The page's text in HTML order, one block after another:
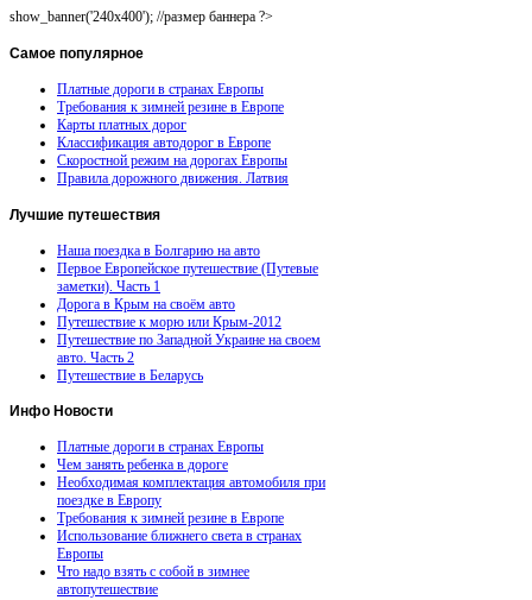
show_banner('240x400'); //размер баннера ?>
Самое популярное
Платные дороги в странах Европы
Требования к зимней резине в Европе
Карты платных дорог
Классификация автодорог в Европе
Скоростной режим на дорогах Европы
Правила дорожного движения. Латвия
Лучшие путешествия
Наша поездка в Болгарию на авто
Первое Европейское путешествие (Путевые
заметки). Часть 1
Дорога в Крым на своём авто
Путешествие к морю или Крым-2012
Путешествие по Западной Украине на своем
авто. Часть 2
Путешествие в Беларусь
Инфо Новости
Платные дороги в странах Европы
Чем занять ребенка в дороге
Необходимая комплектация автомобиля при
поездке в Европу
Требования к зимней резине в Европе
Использование ближнего света в странах
Европы
Что надо взять с собой в зимнее
автопутешествие